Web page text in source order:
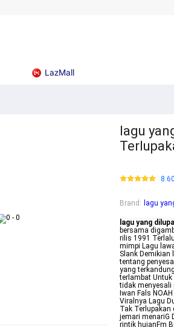
LazMall
lagu
Brand : lagu
lagu yang
bersama
rilis 1991
mimpi Lagu
Slank Demikian
tentang
yang
terlambat
tidak menyesali
Iwan Fals
Viralnya Lagu
Tak Terlupakan
jemari menariG
rintik hujanFm